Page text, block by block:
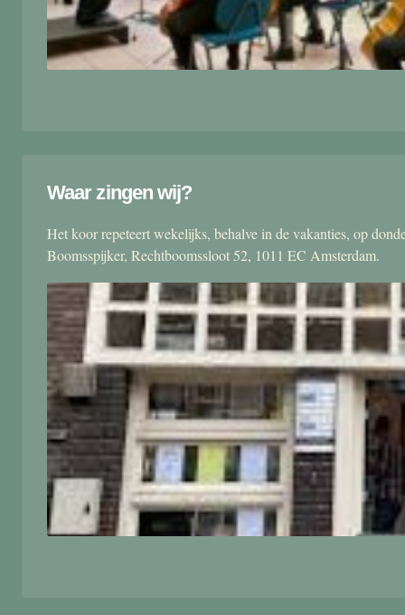
Waar zingen wij?
Het koor repeteert wekelijks, behalve in de vakanties, op
Boomsspijker, Rechtboomssloot 52, 1011 EC Amsterdam.